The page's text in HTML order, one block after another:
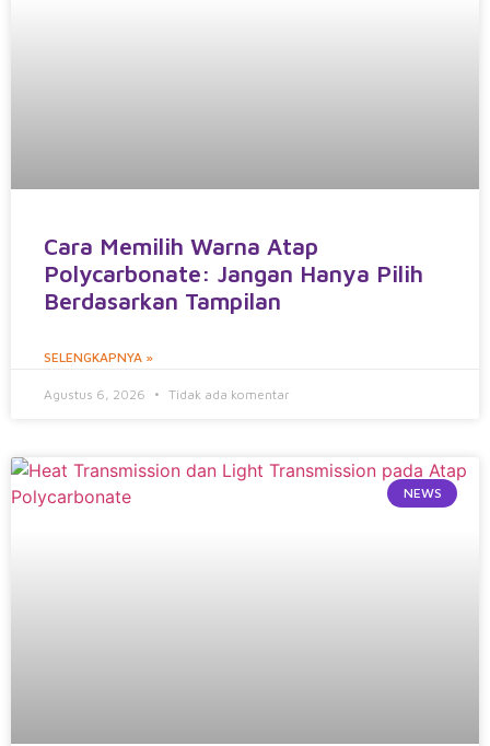
Cara Memilih Warna Atap
Polycarbonate: Jangan Hanya Pilih
Berdasarkan Tampilan
SELENGKAPNYA »
Agustus 6, 2026 Tidak ada komentar
NEWS